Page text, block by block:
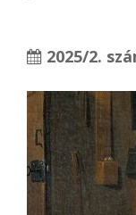
2025/2.